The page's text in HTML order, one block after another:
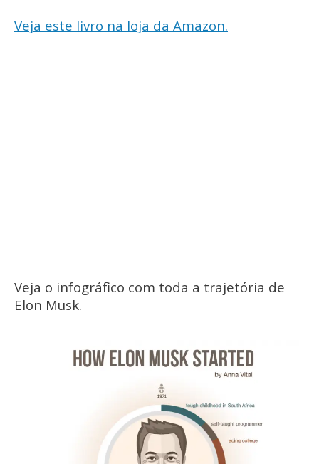
Veja este livro na loja da Amazon.
Veja o infográfico com toda a trajetória de
Elon Musk.